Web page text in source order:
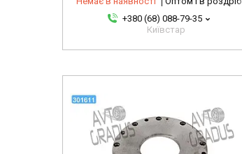
+380 (68) 088-79-35
Київстар